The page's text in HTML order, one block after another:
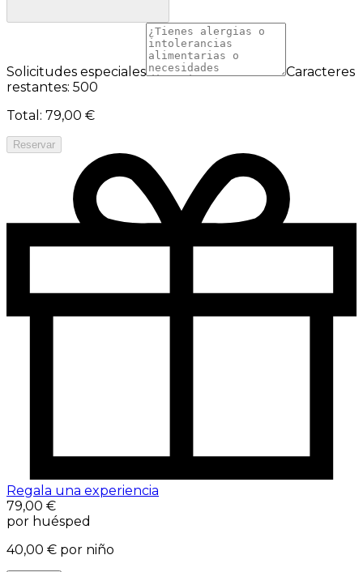
Solicitudes especiales
Caracteres
restantes: 500
Total : 79,00 €
Reservar
Regala una experiencia
79,00 €
por huésped
40,00 € por niño